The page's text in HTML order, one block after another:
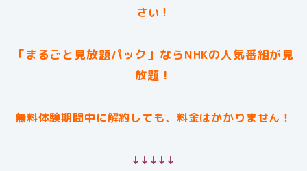
さい！
「まるごと見放題パック」ならNHKの人気番組が見
放題！
無料体験期間中に解約しても、料金はかかりません！
↓↓↓↓↓